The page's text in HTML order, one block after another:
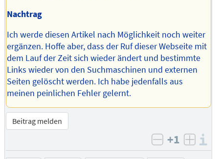
Nachtrag
Ich werde diesen Artikel nach Möglichkeit noch weiter
ergänzen. Hoffe aber, dass der Ruf dieser Webseite mit
dem Lauf der Zeit sich wieder ändert und bestimmte
Links wieder von den Suchmaschinen und externen
Seiten gelöscht werden. Ich habe jedenfalls aus
meinen peinlichen Fehler gelernt.
Beitrag melden
negativ
+1